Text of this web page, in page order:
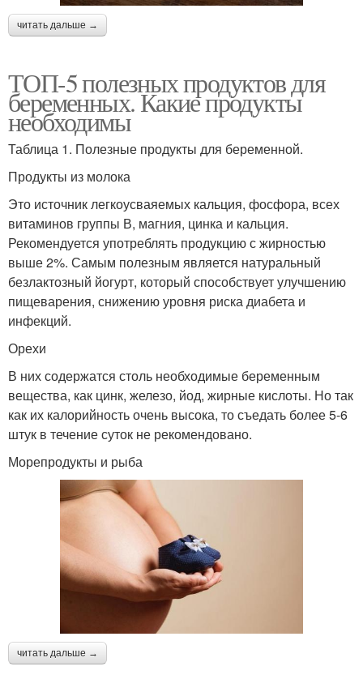
читать дальше →
ТОП-5 полезных продуктов для
беременных. Какие продукты
необходимы
Таблица 1. Полезные продукты для беременной.
Продукты из молока
Это источник легкоусваяемых кальция, фосфора, всех
витаминов группы В, магния, цинка и кальция.
Рекомендуется употреблять продукцию с жирностью
выше 2%. Самым полезным является натуральный
безлактозный йогурт, который способствует улучшению
пищеварения, снижению уровня риска диабета и
инфекций.
Орехи
В них содержатся столь необходимые беременным
вещества, как цинк, железо, йод, жирные кислоты. Но так
как их калорийность очень высока, то съедать более 5-6
штук в течение суток не рекомендовано.
Морепродукты и рыба
читать дальше →